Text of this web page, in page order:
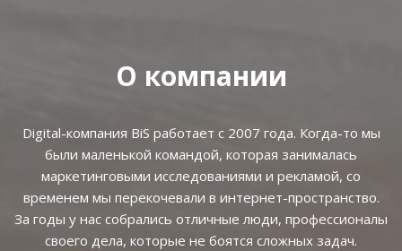
О компании
Digital-компания BiS работает с 2007 года. Когда-то мы
были маленькой командой, которая занималась
маркетинговыми исследованиями и рекламой, со
временем мы перекочевали в интернет-пространство.
За годы у нас собрались отличные люди, профессионалы
своего дела, которые не боятся сложных задач.